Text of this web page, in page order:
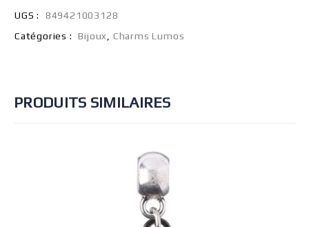
UGS :
849421003128
Catégories :
Bijoux Charms Lumos
PRODUITS SIMILAIRES